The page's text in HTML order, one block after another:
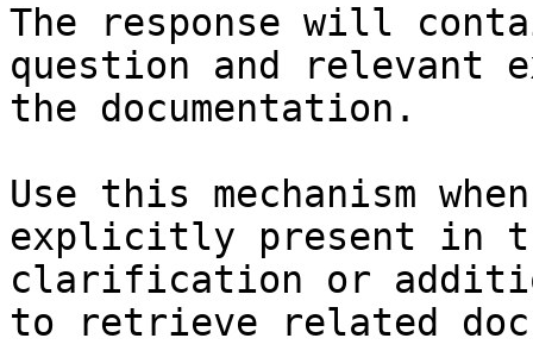
The response will
question and relevant
the documentation.
Use this mechanism
explicitly present in
clarification or